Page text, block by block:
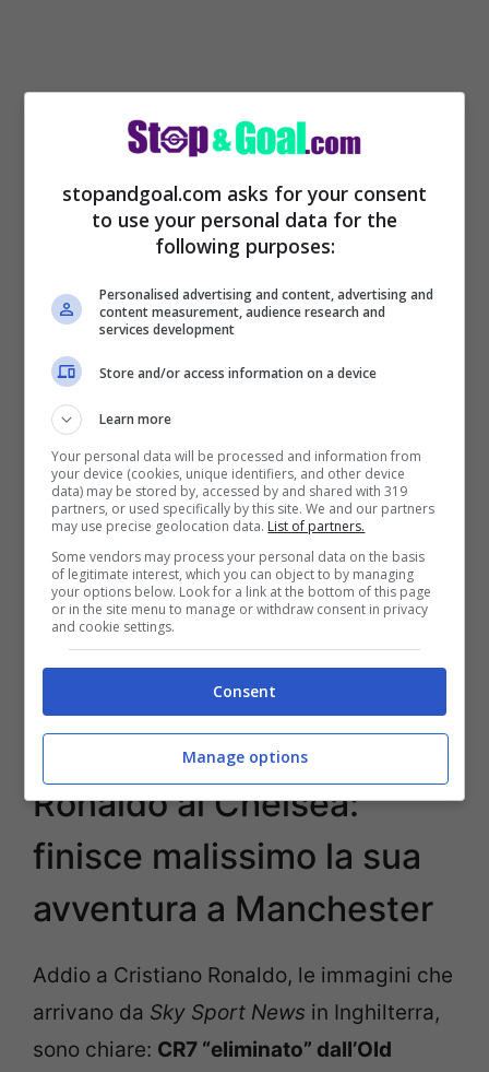
A caccia di una punta, il terminale
appunto il portoghese che, dopo il
Mondiale, tornerebbe a giocare anche la
Champions League, con lo stesso club
londinese. La soluzione in Serie A sembra
quasi utopica, considerando l’elevatissimo
ingaggio del portoghese.
LEGGI ANCHE >>>
convinto su Ronaldo: arriva a gennaio
Ultime di mercato,
Ronaldo al Chelsea:
finisce malissimo la sua
avventura a Manchester
Addio a Cristiano Ronaldo, le immagini che
arrivano da Sky Sport News in Inghilterra,
sono chiare: CR7 “eliminato” dall’Old
stopandgoal.com asks for your consent
to use your personal data for the
following purposes:
Personalised advertising and content, advertising and
content measurement, audience research and
services development
Store and/or access information on a device
Learn more
Your personal data will be processed and information from
your device (cookies, unique identifiers, and other device
data) may be stored by, accessed by and shared with 319
partners, or used specifically by this site. We and our partners
may use precise geolocation data. List of partners.
Some vendors may process your personal data on the basis
of legitimate interest, which you can object to by managing
your options below. Look for a link at the bottom of this page
or in the site menu to manage or withdraw consent in privacy
and cookie settings.
Consent
Manage options